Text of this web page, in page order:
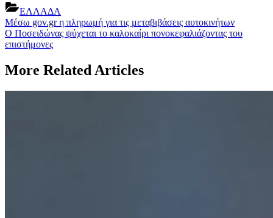
ΕΛΛΑΔΑ
Post
navigation
Previous
Post:
Μέσω gov.gr η πληρωμή για τις μεταβιβάσεις αυτοκινήτων
Next
Post:
Ο Ποσειδώνας ψύχεται το καλοκαίρι πονοκεφαλιάζοντας του
επιστήμονες
More Related Articles